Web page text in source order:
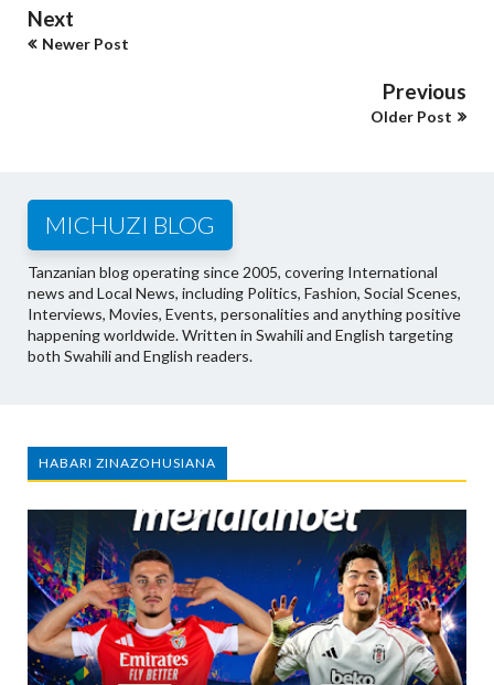
Next
Newer Post
Previous
Older Post
MICHUZI BLOG
Tanzanian blog operating since 2005, covering International
news and Local News, including Politics, Fashion, Social Scenes,
Interviews, Movies, Events, personalities and anything positive
happening worldwide. Written in Swahili and English targeting
both Swahili and English readers.
HABARI ZINAZOHUSIANA